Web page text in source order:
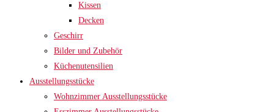
Kissen
Decken
Geschirr
Bilder und Zubehör
Küchenutensilien
Ausstellungsstücke
Wohnzimmer Ausstellungsstücke